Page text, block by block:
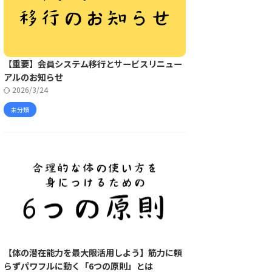
【重要】会員システム移行とサービスリニュー
アルのお知らせ
2026/3/24
未分類
【体の潜在能力を最大限活用しよう】筋力に頼
らずパワフルに動く「6つの原則」とは